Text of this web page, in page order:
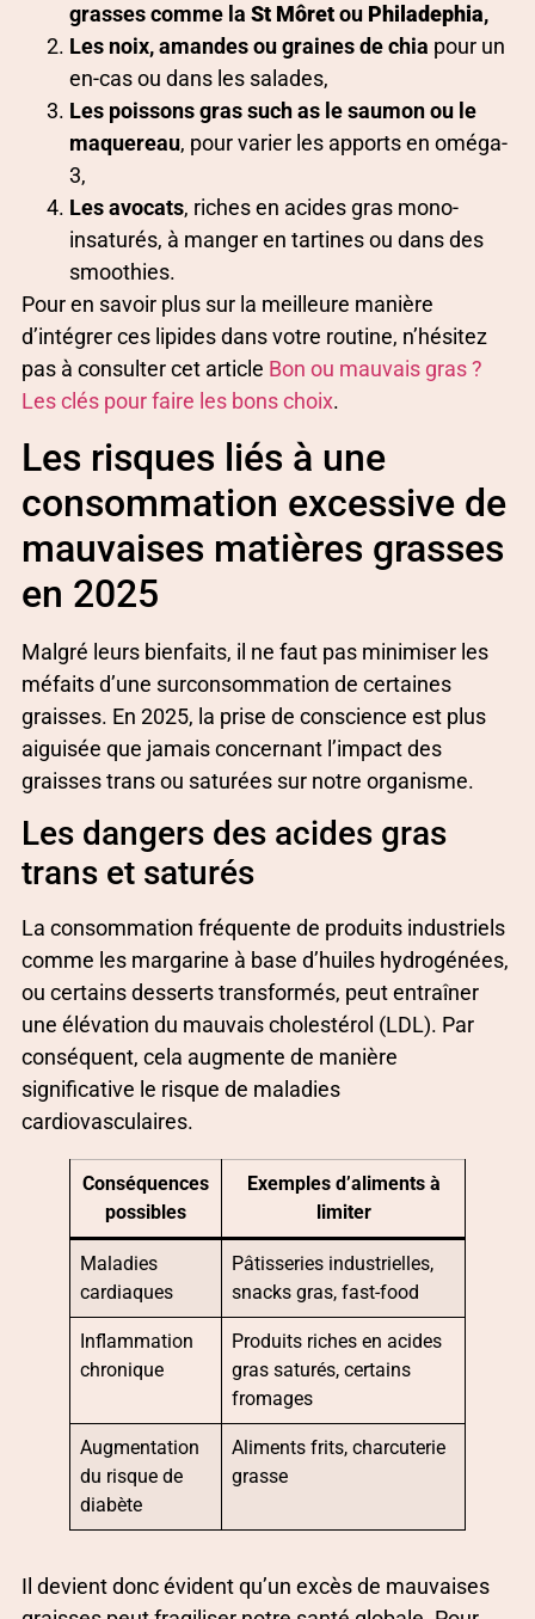
grasses comme la St Môretou Philadephia,
Les noix, amandes ou graines de chia pour un
en-cas ou dans les salades,
Les poissons gras such as le saumon ou le
maquereau, pour varier les apports en oméga-
3,
Les avocats, riches en acides gras mono-
insaturés, à manger en tartines ou dans des
smoothies.
Pour en savoir plus sur la meilleure manière
d’intégrer ces lipides dans votre routine, n’hésitez
pas à consulter cet article Bon ou mauvais gras ?
Les clés pour faire les bons choix.
Les risques liés à une
consommation excessive de
mauvaises matières grasses
en 2025
Malgré leurs bienfaits, il ne faut pas minimiser les
méfaits d’une surconsommation de certaines
graisses. En 2025, la prise de conscience est plus
aiguisée que jamais concernant l’impact des
graisses trans ou saturées sur notre organisme.
Les dangers des acides gras
trans et saturés
La consommation fréquente de produits industriels
comme les margarine à base d’huiles hydrogénées,
ou certains desserts transformés, peut entraîner
une élévation du mauvais cholestérol (LDL). Par
conséquent, cela augmente de manière
significative le risque de maladies
cardiovasculaires.
Conséquences
possibles
Exemples d’aliments à
limiter
Maladies
cardiaques
Pâtisseries industrielles,
snacks gras, fast-food
Inflammation
chronique
Produits riches en acides
gras saturés, certains
fromages
Augmentation
du risque de
diabète
Aliments frits, charcuterie
grasse
Il devient donc évident qu’un excès de mauvaises